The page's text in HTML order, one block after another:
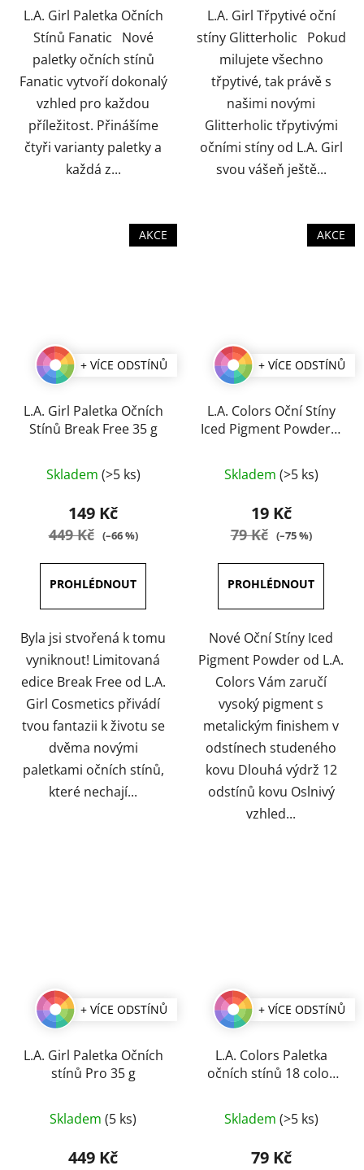
hvězdiček.
L.A. Girl Paletka Očních
Stínů Fanatic Nové
paletky očních stínů
Fanatic vytvoří dokonalý
vzhled pro každou
příležitost. Přinášíme
čtyři varianty paletky a
každá z...
hvězdiček.
L.A. Girl Třpytivé oční
stíny Glitterholic Pokud
milujete všechno
třpytivé, tak právě s
našimi novými
Glitterholic třpytivými
očními stíny od L.A. Girl
svou vášeň ještě...
AKCE
+ VÍCE ODSTÍNŮ
L.A. Girl Paletka Očních
Stínů Break Free 35 g
hodnocení
produktu
je
5
hvězdiček.
Skladem (>5 ks)
149 Kč
449 Kč (–66 %)
Byla jsi stvořená k tomu
vyniknout! Limitovaná
edice Break Free od L.A.
Girl Cosmetics přivádí
tvou fantazii k životu se
dvěma novými
paletkami očních stínů,
které nechají...
AKCE
+ VÍCE ODSTÍNŮ
L.A. Colors Oční Stíny
Iced Pigment Powder 3
hodnocení
produktu
5
hvězdiček.
Skladem (>5 ks)
19 Kč
79 Kč (–75 %)
Nové Oční Stíny Iced
Pigment Powder od L.A.
Colors Vám zaručí
vysoký pigment s
metalickým finishem v
odstínech studeného
kovu Dlouhá výdrž 12
odstínů kovu Oslnivý
vzhled...
+ VÍCE ODSTÍNŮ
L.A. Girl Paletka Očních
stínů Pro 35 g
hodnocení
produktu
Skladem (5 ks)
449 Kč
+ VÍCE ODSTÍNŮ
L.A. Colors Paletka
očních stínů 18 color
hodnocení
produktu
Skladem (>5 ks)
79 Kč